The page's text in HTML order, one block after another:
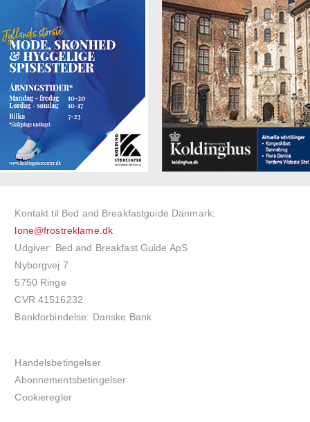
Kontakt til Bed and Breakfastguide Danmark:
lone@frostreklame.dk
Udgiver: Bed and Breakfast Guide ApS
Nyborgvej 7
5750 Ringe
CVR 41516232
Bankforbindelse: Danske Bank
Handelsbetingelser
Abonnementsbetingelser
Cookieregler